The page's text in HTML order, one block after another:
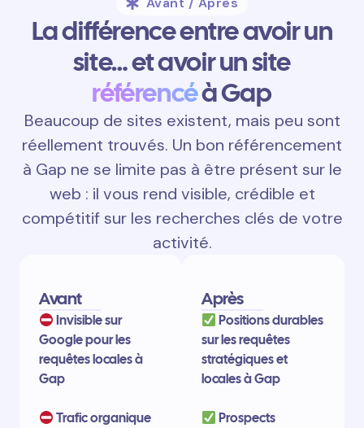
La différence entre avoir un
site… et avoir un site
référencéà Gap
Beaucoup de sites existent, mais peu sont
réellement trouvés. Un bon référencement
à Gap ne se limite pas à être présent sur le
web : il vous rend visible, crédible et
compétitif sur les recherches clés de votre
activité.
Avant
Invisible sur
Google pour les
requêtes locales à
Gap
Trafic organique
Après
Positions durables
sur les requêtes
stratégiques et
locales à Gap
Prospects